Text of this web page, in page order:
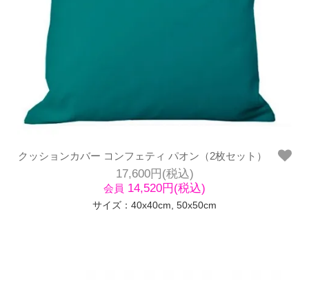
クッションカバー コンフェティ パオン（2枚セット）
17,600円(税込)
会員 14,520円(税込)
サイズ：40x40cm, 50x50cm